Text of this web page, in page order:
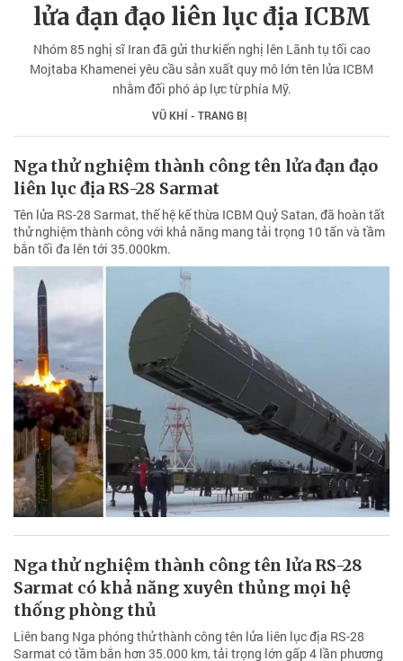
lửa đạn đạo liên lục địa ICBM
Nhóm 85 nghị sĩ Iran đã gửi thư kiến nghị lên Lãnh tụ tối cao
Mojtaba Khamenei yêu cầu sản xuất quy mô lớn tên lửa ICBM
nhằm đối phó áp lực từ phía Mỹ.
VŨ KHÍ - TRANG BỊ
Nga thử nghiệm thành công tên lửa đạn đạo
liên lục địa RS-28 Sarmat
Tên lửa RS-28 Sarmat, thế hệ kế thừa ICBM Quỷ Satan, đã hoàn tất
thử nghiệm thành công với khả năng mang tải trọng 10 tấn và tầm
bắn tối đa lên tới 35.000km.
Nga thử nghiệm thành công tên lửa RS-28
Sarmat có khả năng xuyên thủng mọi hệ
thống phòng thủ
Liên bang Nga phóng thử thành công tên lửa liên lục địa RS-28
Sarmat có tầm bắn hơn 35.000 km, tải trọng lớn gấp 4 lần phương